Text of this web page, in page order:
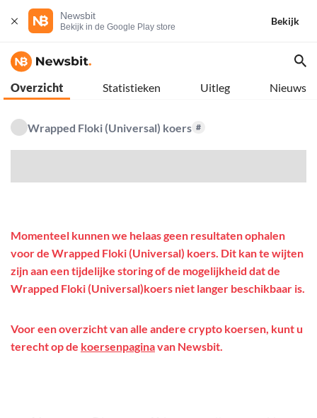
Newsbit
Bekijk in de Google Play store
Bekijk
Overzicht Statistieken Uitleg Nieuws
Wrapped Floki (Universal) koers #
Momenteel kunnen we helaas geen resultaten ophalen
voor de Wrapped Floki (Universal) koers. Dit kan te wijten
zijn aan een tijdelijke storing of de mogelijkheid dat de
Wrapped Floki (Universal)koers niet langer beschikbaar is.
Voor een overzicht van alle andere crypto koersen, kunt u
terecht op de koersenpaginavan Newsbit.